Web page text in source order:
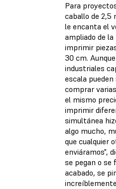
Para
caballo de 2,5
le encanta el
ampliado de
imprimir
30 cm.
industriales
escala
comprar
el mismo
imprimir
simultánea
algo mucho,
que cualquier
enviáramos",
se pegan o se
acabado, se